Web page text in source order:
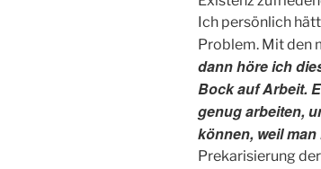
Ich persönlich
Problem. Mit den
dann höre ich
Bock auf Arbeit.
genug arbeiten,
können, weil
Prekarisierung